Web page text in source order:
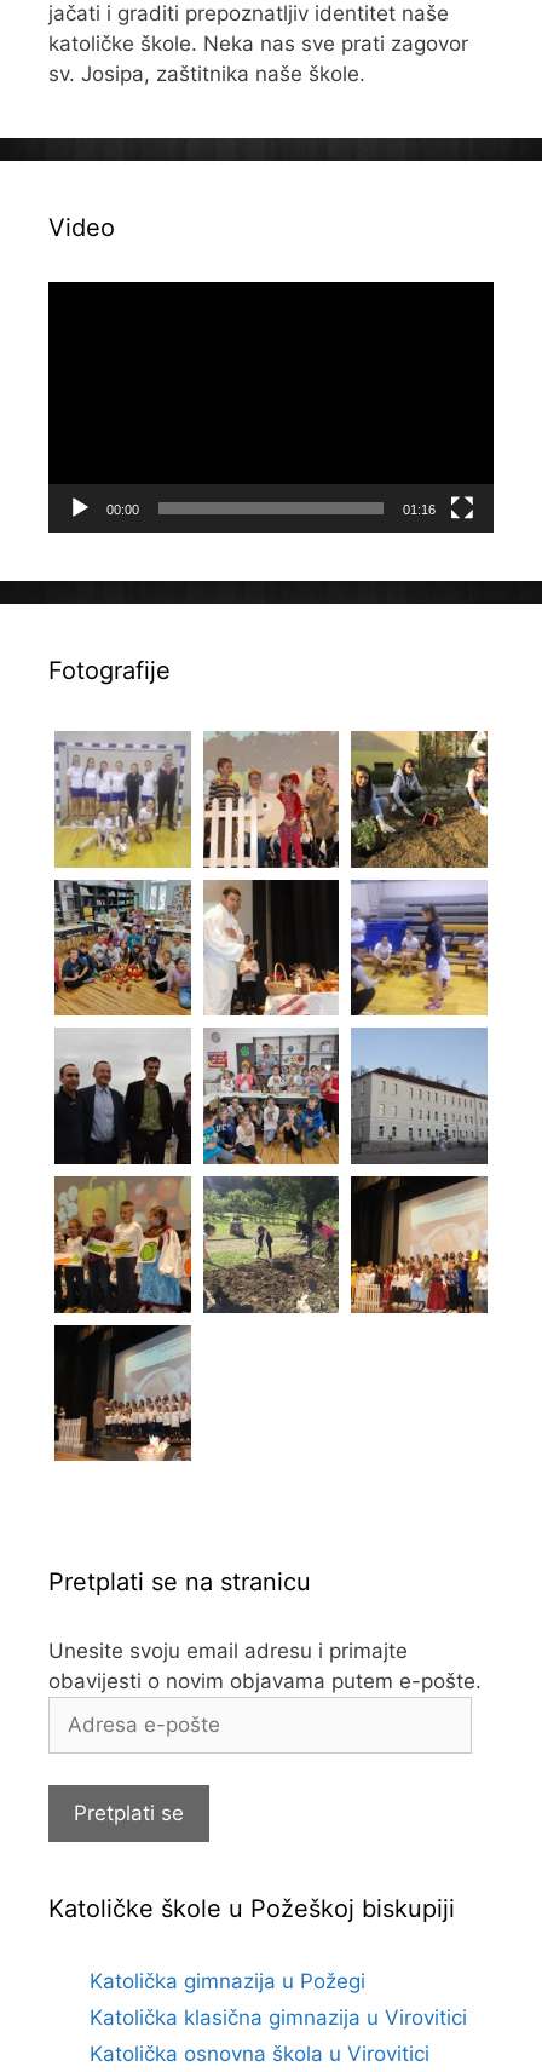
jačati i graditi prepoznatljiv identitet naše
katoličke škole. Neka nas sve prati zagovor
sv. Josipa, zaštitnika naše škole.
Video
00:00 01:16
Fotografije
Pretplati se na stranicu
Unesite svoju email adresu i primajte
obavijesti o novim objavama putem e-pošte.
Adresa
Pretplati se
Katoličke škole u Požeškoj biskupiji
Katolička gimnazija u Požegi
Katolička klasična gimnazija u Virovitici
Katolička osnovna škola u Virovitici